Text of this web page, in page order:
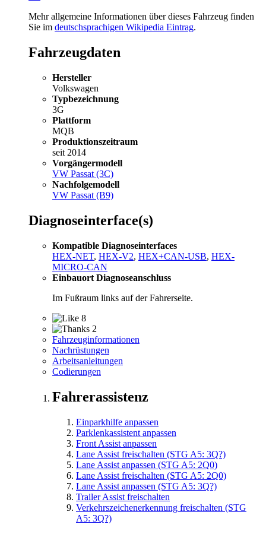
Mehr allgemeine Informationen über dieses Fahrzeug finden
Sie im deutschsprachigen Wikipedia Eintrag.
Fahrzeugdaten
Hersteller
Volkswagen
Typbezeichnung
3G
Plattform
MQB
Produktionszeitraum
seit 2014
Vorgängermodell
VW Passat (3C)
Nachfolgemodell
VW Passat (B9)
Diagnoseinterface(s)
Kompatible Diagnoseinterfaces
HEX-NET, HEX-V2, HEX+CAN-USB, HEX-
MICRO-CAN
Einbauort Diagnoseanschluss
Im Fußraum links auf der Fahrerseite.
8
2
Fahrzeuginformationen
Nachrüstungen
Arbeitsanleitungen
Codierungen
Fahrerassistenz
Einparkhilfe anpassen
Parklenkassistent anpassen
Front Assist anpassen
Lane Assist freischalten (STG A5: 3Q?)
Lane Assist anpassen (STG A5: 2Q0)
Lane Assist freischalten (STG A5: 2Q0)
Lane Assist anpassen (STG A5: 3Q?)
Trailer Assist freischalten
Verkehrszeichenerkennung freischalten (STG
A5: 3Q?)